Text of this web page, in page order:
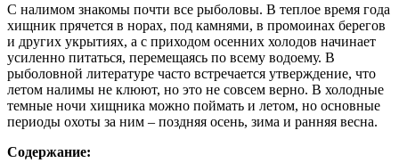
C налимом знакомы почти все рыболовы. В теплое время года
хищник прячется в норах, под камнями, в промоинах берегов
и других укрытиях, а с приходом осенних холодов начинает
усиленно питаться, перемещаясь по всему водоему. В
рыболовной литературе часто встречается утверждение, что
летом налимы не клюют, но это не совсем верно. В холодные
темные ночи хищника можно поймать и летом, но основные
периоды охоты за ним – поздняя осень, зима и ранняя весна.
Содержание: